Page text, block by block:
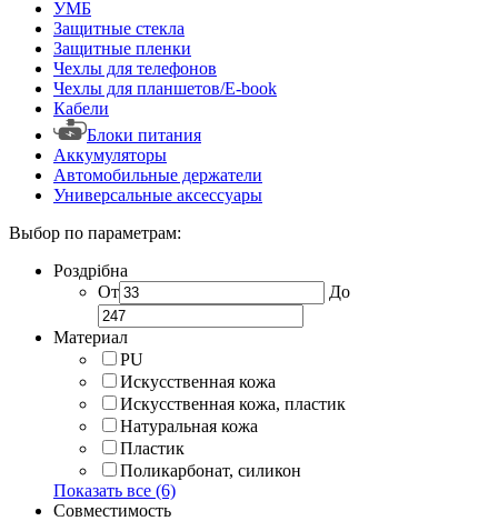
УМБ
Защитные стекла
Защитные пленки
Чехлы для телефонов
Чехлы для планшетов/E-book
Кабели
Блоки питания
Аккумуляторы
Автомобильные держатели
Универсальные аксессуары
Выбор по параметрам:
Роздрібна
От
До
Материал
PU
Искусственная кожа
Искусственная кожа, пластик
Натуральная кожа
Пластик
Поликарбонат, силикон
Показать все (6)
Совместимость